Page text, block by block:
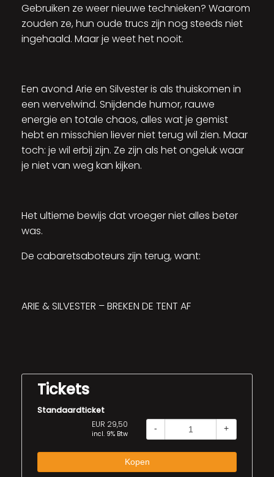
Gebruiken ze weer nieuwe technieken? Waarom
zouden ze, hun oude trucs zijn nog steeds niet
ingehaald. Maar je weet het nooit.
Een avond Arie en Silvester is als thuiskomen in
een wervelwind. Snijdende humor, rauwe
energie en totale chaos, alles wat je gemist
hebt en misschien liever niet terug wil zien. Maar
toch: je wil erbij zijn. Ze zijn als het ongeluk waar
je niet van weg kan kijken.
Het ultieme bewijs dat vroeger niet alles beter
was.
De cabaretsaboteurs zijn terug, want:
ARIE & SILVESTER – BREKEN DE TENT AF
Tickets
Standaardticket
EUR 29,50
incl. 9% Btw
- +
Kopen